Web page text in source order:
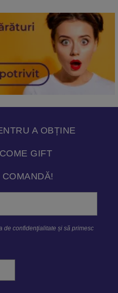
A OBȚINE
GIFT
de confidenţialitate și să primesc